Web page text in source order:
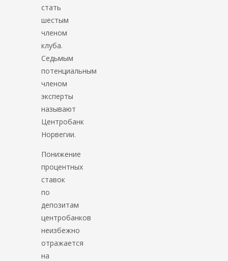
стать
шестым
членом
клуба.
Седьмым
потенциальным
членом
эксперты
называют
Центробанк
Норвегии.
Понижение
процентных
ставок
по
депозитам
центробанков
неизбежно
отражается
на